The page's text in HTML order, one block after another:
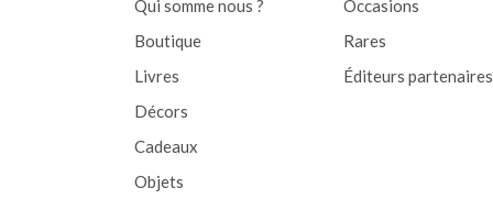
Qui somme nous ?
Boutique
Livres
Décors
Cadeaux
Objets
Occasions
Rares
Éditeurs partenaires